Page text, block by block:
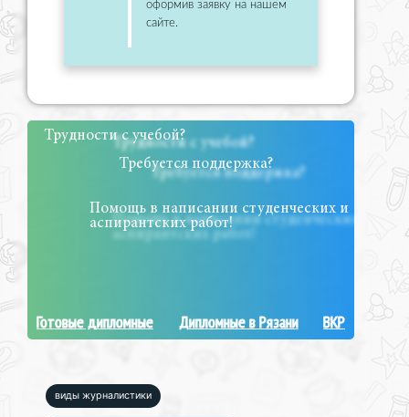
оформив заявку на нашем
сайте.
Трудности с учебой?
Требуется поддержка?
Помощь в написании студенческих и
аспирантских работ!
Готовые дипломные Дипломные в Рязани ВКР
виды журналистики